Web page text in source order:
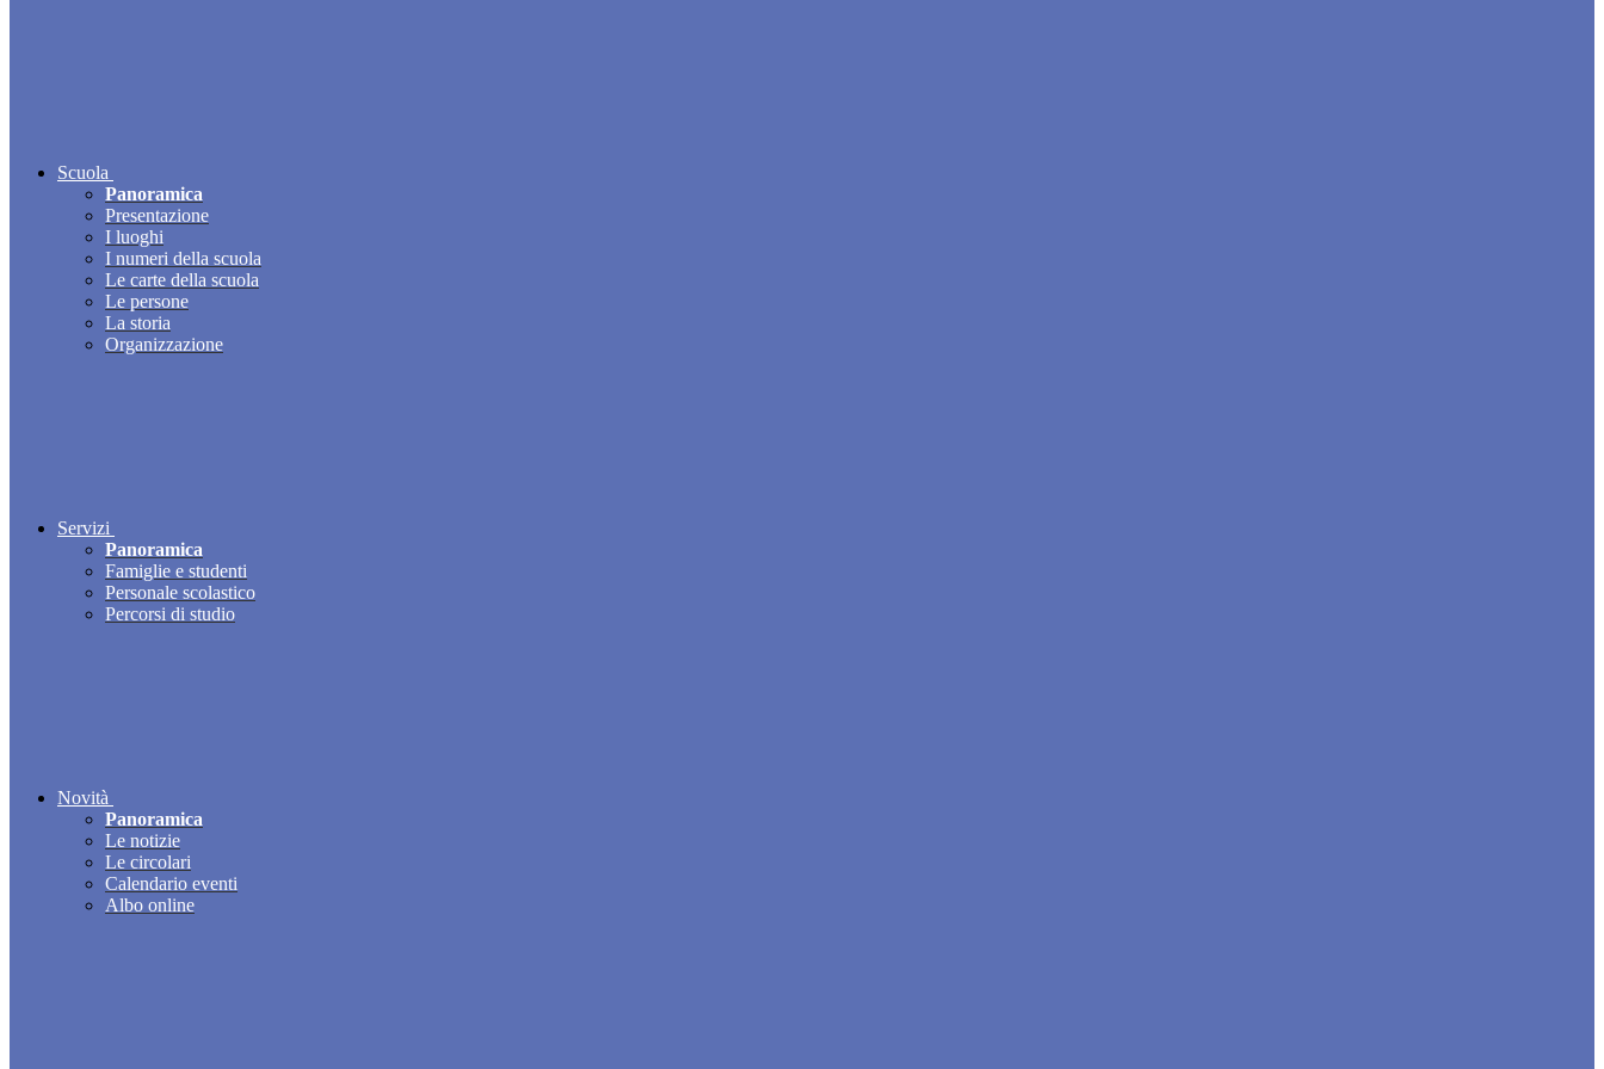
Scuola
Panoramica
Presentazione
I luoghi
I numeri della scuola
Le carte della scuola
Le persone
La storia
Organizzazione
Servizi
Panoramica
Famiglie e studenti
Personale scolastico
Percorsi di studio
Novità
Panoramica
Le notizie
Le circolari
Calendario eventi
Albo online